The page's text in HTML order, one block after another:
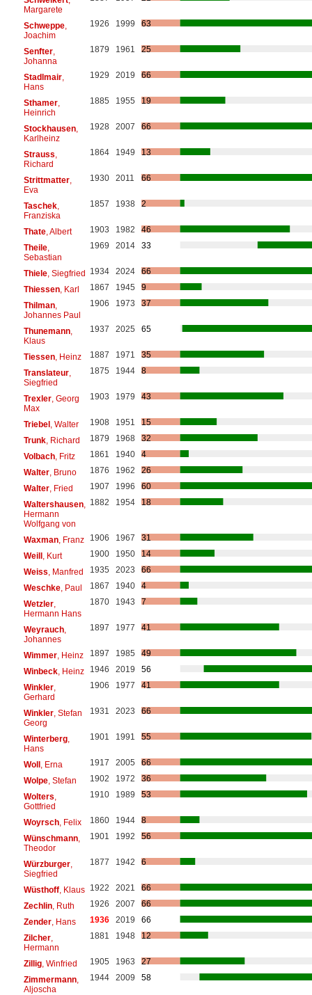
Margarete
Schweppe,
Joachim
1926 1999 63
Senfter,
Johanna
1879 1961 25
Stadlmair,
Hans
1929 2019 66
Sthamer,
Heinrich
1885 1955 19
Stockhausen,
Karlheinz
1928 2007 66
Strauss
Richard
1864 1949 13
Strittmatter,
Eva
1930 2011 66
Taschek,
Franziska
1857 1938 2
Thate, Albert 1903 1982
46
Theile,
Sebastian
1969 2014 33
Thiele, Siegfried 1934 2024
66
Thiessen, Karl 1867 1945
9
Thilman,
Johannes Paul
1906 1973 37
Thunemann,
Klaus
1937 2025 65
Tiessen, Heinz 1887 1971
35
Translateur,
Siegfried
1875 1944 8
Trexler, Georg
Max
1903 1979 43
Triebel, Walter 1908 1951
15
Trunk, Richard 1879 1968
32
Volbach, Fritz 1861 1940
4
Walter, Bruno 1876 1962
26
Walter, Fried 1907 1996
60
Waltershausen,
Hermann
Wolfgang von
1882 1954 18
Waxman, Franz 1906 1967
31
Weill, Kurt 1900 1950
14
Weiss , Manfred 1935 2023
66
Weschke, Paul 1867 1940
4
Wetzler,
Hermann Hans
1870 1943 7
Weyrauch,
Johannes
1897 1977 41
Wimmer, Heinz 1897 1985
49
Winbeck, Heinz 1946 2019
56
Winkler,
Gerhard
1906 1977 41
Winkler, Stefan
Georg
1931 2023 66
Winterberg,
Hans
1901 1991 55
Woll, Erna 1917 2005
66
Wolpe, Stefan 1902 1972
36
Wolters
Gottfried
1910 1989 53
Woyrsch, Felix 1860 1944
8
Wünschmann,
Theodor
1901 1992 56
Würzburger,
Siegfried
1877 1942 6
Wüsthoff, Klaus 1922 2021
66
Zechlin, Ruth 1926 2007
66
Zender, Hans 1936 2019
66
Zilcher,
Hermann
1881 1948 12
Zillig, Winfried 1905 1963
27
Zimmermann,
Aljoscha
1944 2009 58